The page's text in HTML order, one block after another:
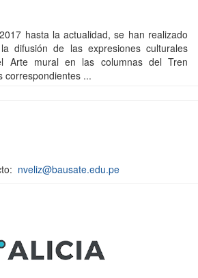
hasta la actualidad, se han realizado
difusión de las expresiones culturales
Arte mural en las columnas del Tren
correspondientes ...
nveliz@bausate.edu.pe